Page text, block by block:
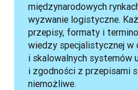
międzynarodowych
wyzwanie logistyczne.
przepisy, formaty i
wiedzy specjalistycznej w
i skalowalnych systemów
i zgodności z przepisami
niemożliwe.